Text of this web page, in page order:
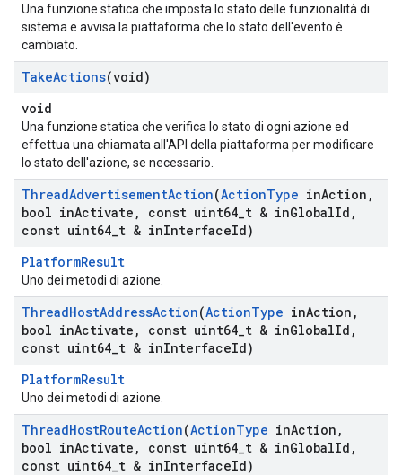
Una funzione statica che imposta lo stato delle funzionalità di
sistema e avvisa la piattaforma che lo stato dell'evento è
cambiato.
TakeActions(void)
void
Una funzione statica che verifica lo stato di ogni azione ed
effettua una chiamata all'API della piattaforma per modificare
lo stato dell'azione, se necessario.
ThreadAdvertisementAction(ActionType inAction ,
bool inActivate , const uint64 t & inGlobalId ,
const uint64 t & inInterfaceId)
PlatformResult
Uno dei metodi di azione.
ThreadHostAddressAction(ActionType inAction ,
bool inActivate , const uint64 t & inGlobalId ,
const uint64 t & inInterfaceId)
PlatformResult
Uno dei metodi di azione.
ThreadHostRouteAction(ActionType inAction ,
bool inActivate , const uint64 t & inGlobalId ,
const uint64 t & inInterfaceId)